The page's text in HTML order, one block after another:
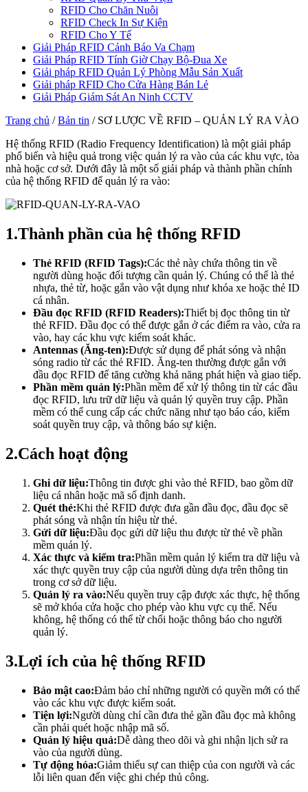
RFID Cho Chăn Nuôi
RFID Check In Sự Kiện
RFID Cho Y Tế
Giải Pháp RFID Cảnh Báo Va Chạm
Giải Pháp RFID Tính Giờ Chạy Bộ-Đua Xe
Giải pháp RFID Quản Lý Phòng Mẫu Sản Xuất
Giải pháp RFID Cho Cửa Hàng Bán Lẻ
Giải Pháp Giám Sát An Ninh CCTV
Trang chủ / Bản tin /SƠ LƯỢC VỀ RFID – QUẢN LÝ RA VÀO
Hệ thống RFID (Radio Frequency Identification) là một giải pháp
phổ biến và hiệu quả trong việc quản lý ra vào của các khu vực, tòa
nhà hoặc cơ sở. Dưới đây là một số giải pháp và thành phần chính
của hệ thống RFID để quản lý ra vào:
1.Thành phần của hệ thống RFID
Thẻ RFID (RFID Tags):Các thẻ này chứa thông tin về
người dùng hoặc đối tượng cần quản lý. Chúng có thể là thẻ
nhựa, thẻ từ, hoặc gắn vào vật dụng như khóa xe hoặc thẻ ID
cá nhân.
Đầu đọc RFID (RFID Readers):Thiết bị đọc thông tin từ
thẻ RFID. Đầu đọc có thể được gắn ở các điểm ra vào, cửa ra
vào, hay các khu vực kiểm soát khác.
Antennas (Ăng-ten):Được sử dụng để phát sóng và nhận
sóng radio từ các thẻ RFID. Ăng-ten thường được gắn với
đầu đọc RFID để tăng cường khả năng phát hiện và giao tiếp.
Phần mềm quản lý:Phần mềm để xử lý thông tin từ các đầu
đọc RFID, lưu trữ dữ liệu và quản lý quyền truy cập. Phần
mềm có thể cung cấp các chức năng như tạo báo cáo, kiểm
soát quyền truy cập, và thông báo sự kiện.
2.Cách hoạt động
Ghi dữ liệu:Thông tin được ghi vào thẻ RFID, bao gồm dữ
liệu cá nhân hoặc mã số định danh.
Quét thẻ:Khi thẻ RFID được đưa gần đầu đọc, đầu đọc sẽ
phát sóng và nhận tín hiệu từ thẻ.
Gửi dữ liệu:Đầu đọc gửi dữ liệu thu được từ thẻ về phần
mềm quản lý.
Xác thực và kiểm tra:Phần mềm quản lý kiểm tra dữ liệu và
xác thực quyền truy cập của người dùng dựa trên thông tin
trong cơ sở dữ liệu.
Quản lý ra vào:Nếu quyền truy cập được xác thực, hệ thống
sẽ mở khóa cửa hoặc cho phép vào khu vực cụ thể. Nếu
không, hệ thống có thể từ chối hoặc thông báo cho người
quản lý.
3.Lợi ích của hệ thống RFID
Bảo mật cao:Đảm bảo chỉ những người có quyền mới có thể
vào các khu vực được kiểm soát.
Tiện lợi:Người dùng chỉ cần đưa thẻ gần đầu đọc mà không
cần phải quét hoặc nhập mã số.
Quản lý hiệu quả:Dễ dàng theo dõi và ghi nhận lịch sử ra
vào của người dùng.
Tự động hóa:Giảm thiểu sự can thiệp của con người và các
lỗi liên quan đến việc ghi chép thủ công.